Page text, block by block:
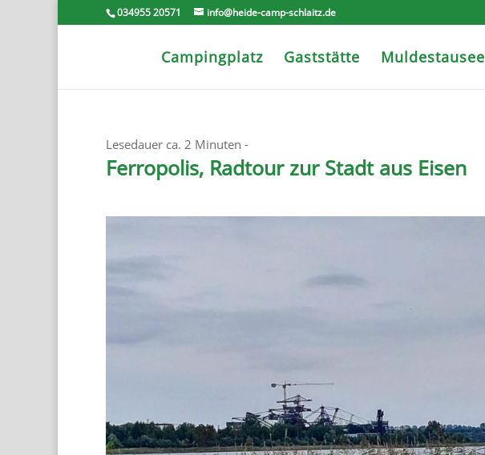
034955 20571 info@heide-camp-schlaitz.de
Campingplatz Gaststätte Muldestausee
Lesedauer ca. 2 Minuten -
Ferropolis, Radtour zur Stadt aus Eisen